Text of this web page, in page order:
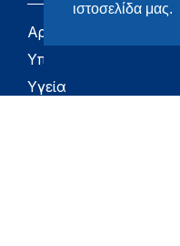
ιστοσελίδα μας.
Αρχική
Υπουργείο
Υγεία